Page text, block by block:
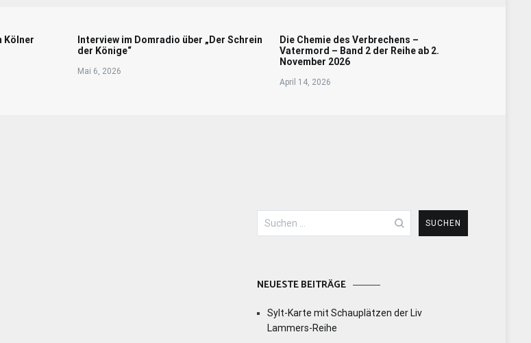
Kölner
Interview im Domradio über „Der Schrein
der Könige“
Mai 6, 2026
Die Chemie des Verbrechens –
Vatermord – Band 2 der Reihe ab 2.
November 2026
April 14, 2026
Suchen
nach:
NEUESTE BEITRÄGE
Sylt-Karte mit Schauplätzen der Liv
Lammers-Reihe